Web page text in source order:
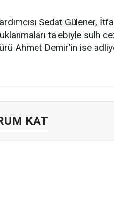
Sedat Gülener,
talebiyle sulh
Ahmet Demir'in ise
KAT